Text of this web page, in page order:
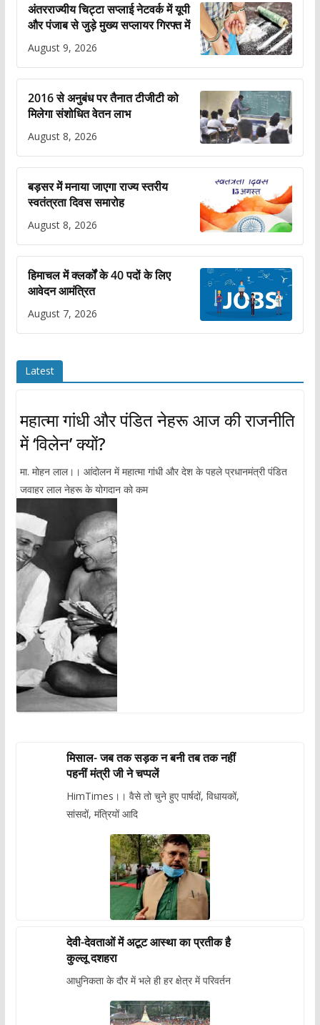
अंतरराज्यीय चिट्टा सप्लाई नेटवर्क में यूपी
और पंजाब से जुड़े मुख्य सप्लायर गिरफ्त में
August 9, 2026
2016 से अनुबंध पर तैनात टीजीटी को
मिलेगा संशोधित वेतन लाभ
August 8, 2026
बड़सर में मनाया जाएगा राज्य स्तरीय
स्वतंत्रता दिवस समारोह
August 8, 2026
हिमाचल में क्लर्कों के 40 पदों के लिए
आवेदन आमंत्रित
August 7, 2026
Latest
महात्मा गांधी और पंडित नेहरू आज की राजनीति
में ‘विलेन’ क्यों?
मा. मोहन लाल।। आंदोलन में महात्मा गांधी और देश के पहले प्रधानमंत्री पंडित
जवाहर लाल नेहरू के योगदान को कम
मिसाल- जब तक सड़क न बनी तब तक नहीं
पहनीं मंत्री जी ने चप्पलें
HimTimes।। वैसे तो चुने हुए पार्षदों, विधायकों,
सांसदों, मंत्रियों आदि
देवी-देवताओं में अटूट आस्था का प्रतीक है
कुल्लू दशहरा
आधुनिकता के दौर में भले ही हर क्षेत्र में परिवर्तन